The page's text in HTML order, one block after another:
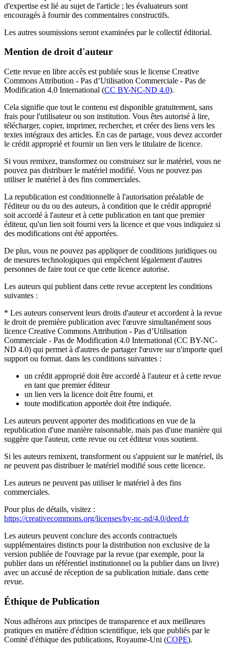
d'expertise est lié au sujet de l'article ; les évaluateurs sont
encouragés à fournir des commentaires constructifs.
Les autres soumissions seront examinées par le collectif éditorial.
Mention de droit d'auteur
Cette revue en libre accès est publiée sous le license Creative
Commons Attribution - Pas d’Utilisation Commerciale - Pas de
Modification 4.0 International (CC BY-NC-ND 4.0).
Cela signifie que tout le contenu est disponible gratuitement, sans
frais pour l'utilisateur ou son institution. Vous êtes autorisé à lire,
télécharger, copier, imprimer, rechercher, et créer des liens vers les
textes intégraux des articles. En cas de partage, vous devez accorder
le crédit approprié et fournir un lien vers le titulaire de licence.
Si vous remixez, transformez ou construisez sur le matériel, vous ne
pouvez pas distribuer le matériel modifié. Vous ne pouvez pas
utiliser le matériel à des fins commerciales.
La republication est conditionnelle à l'autorisation préalable de
l'éditeur ou du ou des auteurs, à condition que le crédit approprié
soit accordé à l'auteur et à cette publication en tant que premier
éditeur, qu'un lien soit fourni vers la licence et que vous indiquiez si
des modifications ont été apportées.
De plus, vous ne pouvez pas appliquer de conditions juridiques ou
de mesures technologiques qui empêchent légalement d'autres
personnes de faire tout ce que cette licence autorise.
Les auteurs qui publient dans cette revue acceptent les conditions
suivantes :
* Les auteurs conservent leurs droits d'auteur et accordent à la revue
le droit de première publication avec l'œuvre simultanément sous
licence Creative Commons Attribution - Pas d’Utilisation
Commerciale - Pas de Modification 4.0 International (CC BY-NC-
ND 4.0) qui permet à d'autres de partager l'œuvre sur n'importe quel
support ou format. dans les conditions suivantes :
un crédit approprié doit être accordé à l'auteur et à cette revue
en tant que premier éditeur
un lien vers la licence doit être fourni, et
toute modification apportée doit être indiquée.
Les auteurs peuvent apporter des modifications en vue de la
republication d'une manière raisonnable, mais pas d'une manière qui
suggère que l'auteur, cette revue ou cet éditeur vous soutient.
Si les auteurs remixent, transforment ou s'appuient sur le matériel, ils
ne peuvent pas distribuer le matériel modifié sous cette licence.
Les auteurs ne peuvent pas utiliser le matériel à des fins
commerciales.
Pour plus de détails, visitez :
https://creativecommons.org/licenses/by-nc-nd/4.0/deed.fr
Les auteurs peuvent conclure des accords contractuels
supplémentaires distincts pour la distribution non exclusive de la
version publiée de l'ouvrage par la revue (par exemple, pour la
publier dans un référentiel institutionnel ou la publier dans un livre)
avec un accusé de réception de sa publication initiale. dans cette
revue.
Éthique de Publication
Nous adhérons aux principes de transparence et aux meilleures
pratiques en matière d'édition scientifique, tels que publiés par le
Comité d'éthique des publications, Royaume-Uni (COPE).